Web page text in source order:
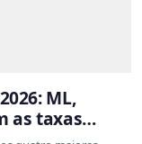
ML,
as taxas